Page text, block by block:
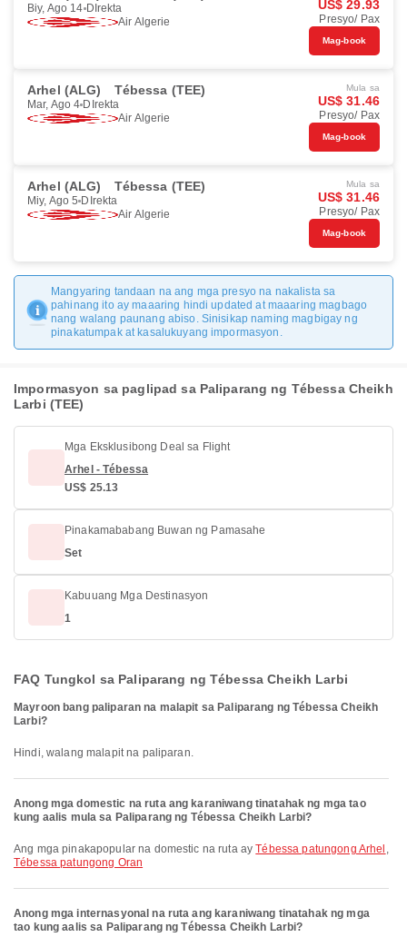
Biy, Ago 14 DIrekta
Air Algerie
US$ 29.93
Presyo/ Pax
Mag-book
Arhel (ALG) Tébessa (TEE)
Mar, Ago 4 DIrekta
Air Algerie
Mula sa
US$ 31.46
Presyo/ Pax
Mag-book
Arhel (ALG) Tébessa (TEE)
Miy, Ago 5 DIrekta
Air Algerie
Mula sa
US$ 31.46
Presyo/ Pax
Mag-book
Mangyaring tandaan na ang mga presyo na nakalista sa
pahinang ito ay maaaring hindi updated at maaaring magbago
nang walang paunang abiso. Sinisikap naming magbigay ng
pinakatumpak at kasalukuyang impormasyon.
Impormasyon sa paglipad sa Paliparang ng Tébessa Cheikh
Larbi (TEE)
Mga Eksklusibong Deal sa Flight
Arhel - Tébessa
US$ 25.13
Pinakamababang Buwan ng Pamasahe
Set
Kabuuang Mga Destinasyon
1
FAQ Tungkol sa Paliparang ng Tébessa Cheikh Larbi
Mayroon bang paliparan na malapit sa Paliparang ng Tébessa Cheikh
Larbi?
Hindi, walang malapit na paliparan.
Anong mga domestic na ruta ang karaniwang tinatahak ng mga tao
kung aalis mula sa Paliparang ng Tébessa Cheikh Larbi?
Ang mga pinakapopular na domestic na ruta ayTébessa patungong Arhel ,
Tébessa patungong Oran
Anong mga internasyonal na ruta ang karaniwang tinatahak ng mga
tao kung aalis sa Paliparang ng Tébessa Cheikh Larbi?